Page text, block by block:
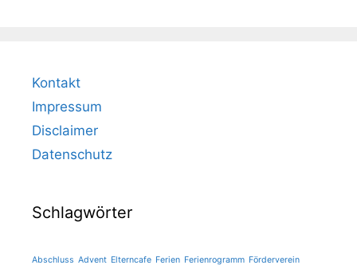
Kontakt
Impressum
Disclaimer
Datenschutz
Schlagwörter
Abschluss Advent Elterncafe Ferien Ferienrogramm Förderverein